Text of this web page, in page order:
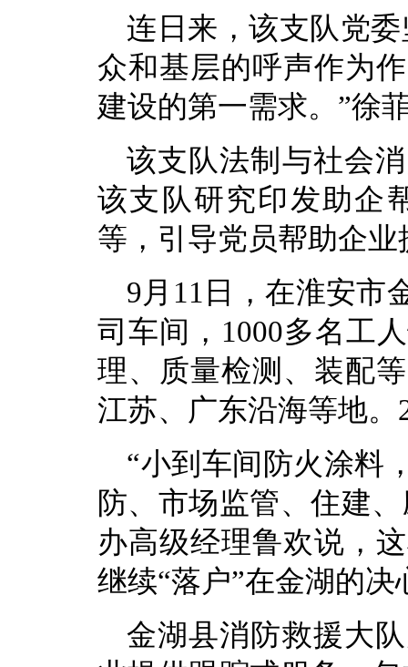
连日来，该支队党
众和基层的呼声作为
建设的第一需求。”徐
该支队法制与社会
该支队研究印发助企
等，引导党员帮助企
9月11日，在淮安市
司车间，1000多名工
理、质量检测、装配
江苏、广东沿海等地。
“小到车间防火涂料
防、市场监管、住建
办高级经理鲁欢说，
继续“落户”在金湖的决
金湖县消防救援大